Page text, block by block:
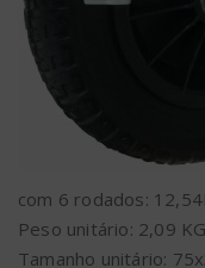
com 6 rodados:
Peso unitário: 2,09 KG
Tamanho unitário: